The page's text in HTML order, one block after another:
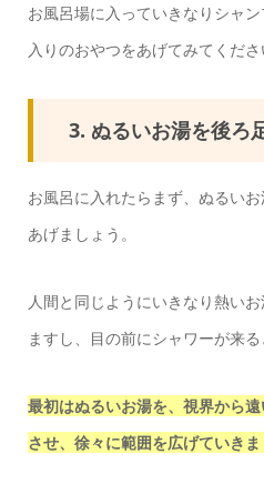
お風呂場に入っていきなりシャ
入りのおやつをあげてみてくださ
3. ぬるいお湯を後ろ
お風呂に入れたらまず、ぬるい
あげましょう。
人間と同じようにいきなり熱い
ますし、目の前にシャワーが来
最初はぬるいお湯を、視界から
させ、徐々に範囲を広げていきま